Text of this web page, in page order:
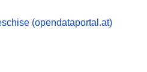
(opendataportal.at)